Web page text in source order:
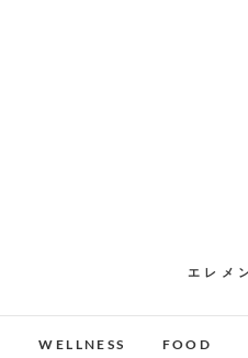
エレメ
WELLNESS FOOD